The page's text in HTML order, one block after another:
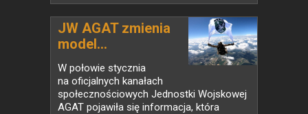
JW AGAT zmienia
model...
W połowie stycznia
na oficjalnych kanałach
społecznościowych Jednostki Wojskowej
AGAT pojawiła się informacja, która